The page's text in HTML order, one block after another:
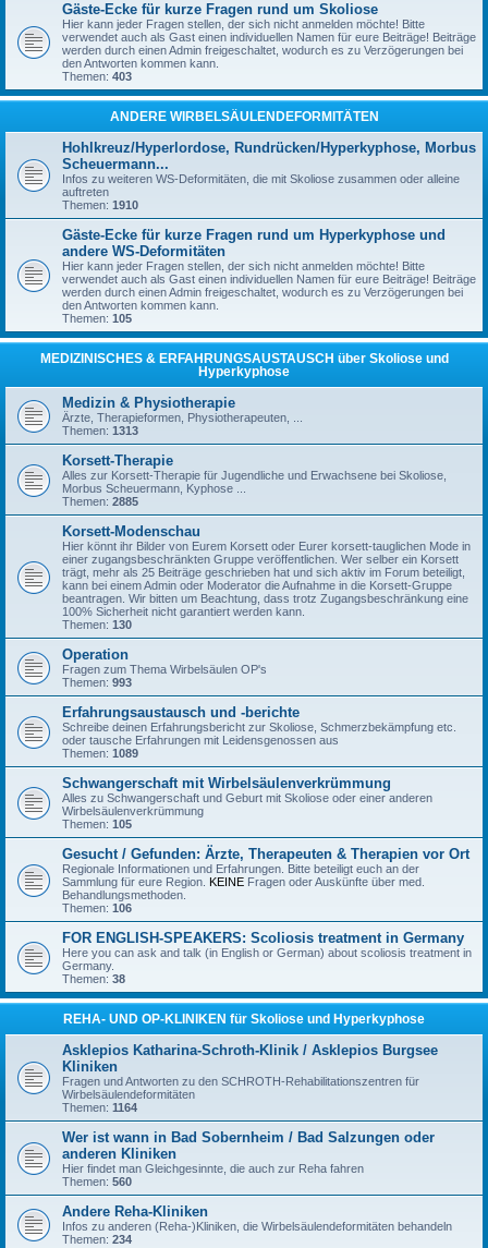
Gäste-Ecke für kurze Fragen rund um Skoliose
Hier kann jeder Fragen stellen, der sich nicht anmelden möchte! Bitte
verwendet auch als Gast einen individuellen Namen für eure Beiträge! Beiträge
werden durch einen Admin freigeschaltet, wodurch es zu Verzögerungen bei
den Antworten kommen kann.
Themen: 403
ANDERE WIRBELSÄULENDEFORMITÄTEN
Hohlkreuz/Hyperlordose, Rundrücken/Hyperkyphose, Morbus
Scheuermann...
Infos zu weiteren WS-Deformitäten, die mit Skoliose zusammen oder alleine
auftreten
Themen: 1910
Gäste-Ecke für kurze Fragen rund um Hyperkyphose und
andere WS-Deformitäten
Hier kann jeder Fragen stellen, der sich nicht anmelden möchte! Bitte
verwendet auch als Gast einen individuellen Namen für eure Beiträge! Beiträge
werden durch einen Admin freigeschaltet, wodurch es zu Verzögerungen bei
den Antworten kommen kann.
Themen: 105
MEDIZINISCHES & ERFAHRUNGSAUSTAUSCH über Skoliose und
Hyperkyphose
Medizin & Physiotherapie
Ärzte, Therapieformen, Physiotherapeuten, ...
Themen: 1313
Korsett-Therapie
Alles zur Korsett-Therapie für Jugendliche und Erwachsene bei Skoliose,
Morbus Scheuermann, Kyphose ...
Themen: 2885
Korsett-Modenschau
Hier könnt ihr Bilder von Eurem Korsett oder Eurer korsett-tauglichen Mode in
einer zugangsbeschränkten Gruppe veröffentlichen. Wer selber ein Korsett
trägt, mehr als 25 Beiträge geschrieben hat und sich aktiv im Forum beteiligt,
kann bei einem Admin oder Moderator die Aufnahme in die Korsett-Gruppe
beantragen. Wir bitten um Beachtung, dass trotz Zugangsbeschränkung eine
100% Sicherheit nicht garantiert werden kann.
Themen: 130
Operation
Fragen zum Thema Wirbelsäulen OP's
Themen: 993
Erfahrungsaustausch und -berichte
Schreibe deinen Erfahrungsbericht zur Skoliose, Schmerzbekämpfung etc.
oder tausche Erfahrungen mit Leidensgenossen aus
Themen: 1089
Schwangerschaft mit Wirbelsäulenverkrümmung
Alles zu Schwangerschaft und Geburt mit Skoliose oder einer anderen
Wirbelsäulenverkrümmung
Themen: 105
Gesucht / Gefunden: Ärzte, Therapeuten & Therapien vor Ort
Regionale Informationen und Erfahrungen. Bitte beteiligt euch an der
Sammlung für eure Region. KEINE Fragen oder Auskünfte über med.
Behandlungsmethoden.
Themen: 106
FOR ENGLISH-SPEAKERS: Scoliosis treatment in Germany
Here you can ask and talk (in English or German) about scoliosis treatment in
Germany.
Themen: 38
REHA- UND OP-KLINIKEN für Skoliose und Hyperkyphose
Asklepios Katharina-Schroth-Klinik / Asklepios Burgsee
Kliniken
Fragen und Antworten zu den SCHROTH-Rehabilitationszentren für
Wirbelsäulendeformitäten
Themen: 1164
Wer ist wann in Bad Sobernheim / Bad Salzungen oder
anderen Kliniken
Hier findet man Gleichgesinnte, die auch zur Reha fahren
Themen: 560
Andere Reha-Kliniken
Infos zu anderen (Reha-)Kliniken, die Wirbelsäulendeformitäten behandeln
Themen: 234